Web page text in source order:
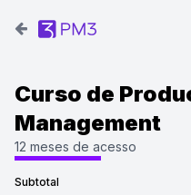
Curso de
Management
12 meses de acesso
Subtotal